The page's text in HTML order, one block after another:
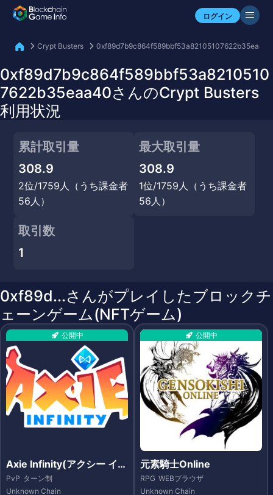
ログイン
自分のアセットを確認
Crypt Busters 0xf89d7b9c864f589bbf53a82105107622b35eaa40
0xf89d7b9c864f589bbf53a8210510
7622b35eaa40さんのCrypt Busters
利用状況
累計取引量
308.9
2位/1759人（うち課金者
56人）
最大取引量
308.9
1位/1759人（うち課金者
56人）
取引数
1
0xf89d...さんがプレイしたブロックチ
ェーンゲーム(NFTゲーム)
公開中
Axie Infinity(アクシー イン
フィニティ)
PvP ターン制
Unknown Chain
公開中
元素騎士Online
RPG WEBブラウザ
Unknown Chain